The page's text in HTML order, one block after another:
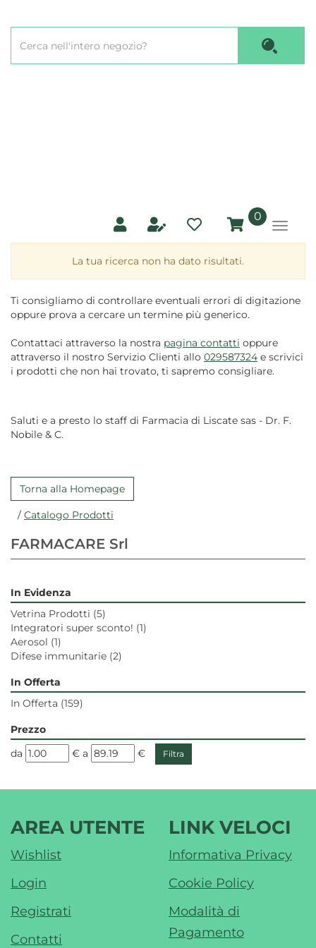
principale
Prodotto
0prodotti
inseriti
La tua ricerca non ha dato risultati.
Ti consigliamo di controllare eventuali errori di digitazione
oppure prova a cercare un termine più generico.
Contattaci attraverso la nostra pagina contatti oppure
attraverso il nostro Servizio Clienti allo 029587324 e scrivici
i prodotti che non hai trovato, ti sapremo consigliare.
Saluti e a presto lo staff di Farmacia di Liscate sas - Dr. F.
Nobile & C.
Torna alla Homepage
/ Catalogo Prodotti
FARMACARE Srl
In Evidenza
Vetrina Prodotti (5)
Integratori super sconto! (1)
Aerosol (1)
Difese immunitarie (2)
In Offerta
In Offerta (159)
Prezzo
filtra
da € filtra
a €
AREA UTENTE
Wishlist
Login
Registrati
Contatti
LINK VELOCI
Informativa Privacy
Cookie Policy
Modalità di
Pagamento